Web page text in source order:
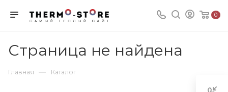
0
Страница не найдена
Главная — Каталог